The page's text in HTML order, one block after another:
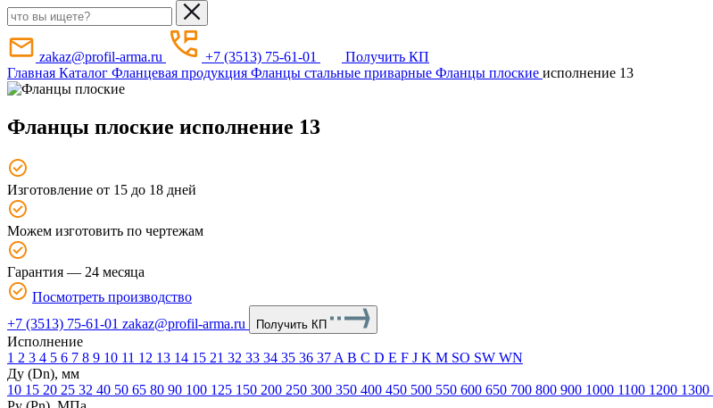
zakaz@profil-arma.ru +7 (3513) 75-61-01
Получить КП
Главная Каталог Фланцевая продукция Фланцы стальные приварные Фланцы плоские исполнение 13
Фланцы плоские исполнение 13
Изготовление от 15 до 18 дней
Можем изготовить по чертежам
Гарантия — 24 месяца
Посмотреть производство
+7 (3513) 75-61-01 zakaz@profil-arma.ru Получить КП
Исполнение
1 2 3 4 5 6 7 8 9 10 11 12 13 14 15 21 32 33 34 35 36 37 A B C D E F J K М SO SW WN
Ду (Dn), мм
10 15 20 25 32 40 50 65 80 90 100 125 150 200 250 300 350 400 450 500 550 600 650 700 800 900 1000 1100 1200 1300